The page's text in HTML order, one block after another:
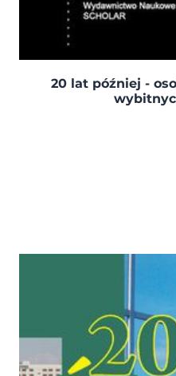
20 lat później -